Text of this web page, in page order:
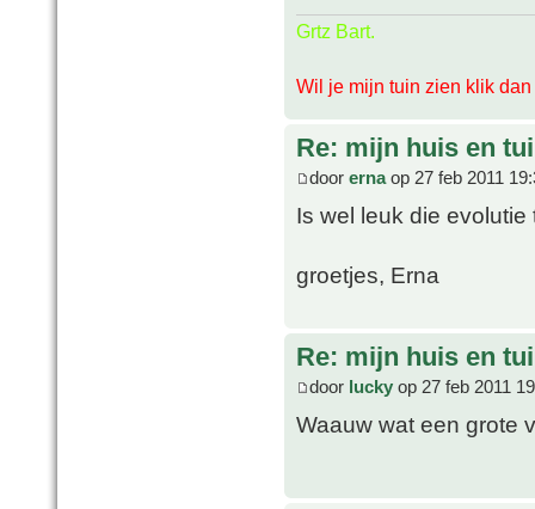
Grtz Bart.
Wil je mijn tuin zien klik dan
Re: mijn huis en
door ernaop 27 feb 2011
Is wel leuk die
groetjes, Erna
Re: mijn huis en
door lucky op 27 feb 2011
Waauw wat een grote